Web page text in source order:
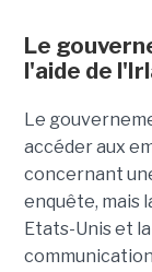
Le
l'aide de
Le
accéder aux
concernant
enquête, mais
Etats-Unis et